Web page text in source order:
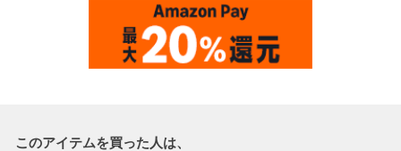
このアイテムを買った人は、